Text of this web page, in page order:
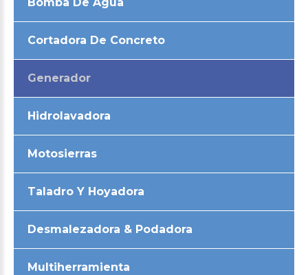
Cortadora De Concreto
Generador
Hidrolavadora
Motosierras
Taladro Y Hoyadora
Desmalezadora & Podadora
Multiherramienta